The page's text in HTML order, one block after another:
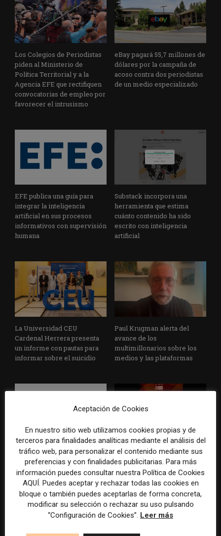
Los Colegios de Periodistas
piden al Ministerio de
Política Territorial y a la
Agencia EFE que rectifiquen
convocatorias de empleo por
favorecer el intrusismo
eBay pagará 55,7 millones de
dólares por la campaña de
acoso contra dos periodistas
de un medio especializado
EFE publica una guía para
integrar la inteligencia
artificial en sus procesos
informativos con supervisión
humana
Substack incorpora una
herramienta que estima
cuánto contenido ha sido
escrito con inteligencia
artificial
La Universidad CEU
Cardenal Herrera presenta
un informe con pautas para
informar sobre el suicidio
Paul Krugman alerta del
avance de los
multimillonarios sobre los
medios y las plataformas
La Marea cierra 2025 con
superávit, pero su
cooperativa pierde 38.542
euros
El Premio Gabo 2026
reconoce cinco historias de
Brasil, España y El Salvador
sobre el poder, la memoria y
la violencia
Aceptación de Cookies
En nuestro sitio web utilizamos cookies propias y de
terceros para finalidades analíticas mediante el análisis del
tráfico web, para personalizar el contenido mediante sus
preferencias y con finalidades publicitarias. Para más
información puedes consultar nuestra Política de Cookies
AQUÍ. Puedes aceptar y rechazar todas las cookies en
bloque o también puedes aceptarlas de forma concreta,
modificar su selección o rechazar su uso pulsando
“Configuración de Cookies”. Leer más